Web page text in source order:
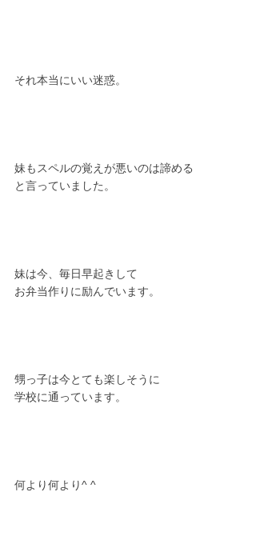
それ本当にいい迷惑。
妹もスペルの覚えが悪いのは諦める
と言っていました。
妹は今、毎日早起きして
お弁当作りに励んでいます。
甥っ子は今とても楽しそうに
学校に通っています。
何より何より^ ^